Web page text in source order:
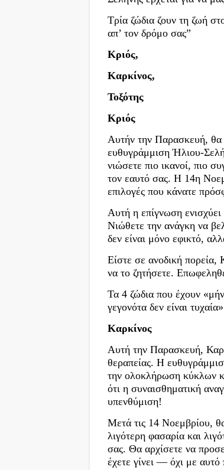
Τρία ζώδια ζουν τη ζωή
απ’ τον δρόμο σας”
Κριός,
Καρκίνος,
Τοξότης
Κριός
Αυτήν την Παρασκευή, θα
ευθυγράμμιση Ήλιου-
νιώσετε πιο ικανοί, πιο
τον εαυτό σας. Η 14η
επιλογές που κάνατε
Αυτή η επίγνωση
Νιώθετε την ανάγκη να
δεν είναι μόνο εφικτό,
Είστε σε ανοδική πορεία,
να το ζητήσετε.
Τα 4 ζώδια που έχουν
γεγονότα δεν είναι τυχαία»
Καρκίνος
Αυτή την Παρασκευή,
θεραπείας. Η
την ολοκλήρωση κύκλων
ότι η συναισθηματική
υπενθύμιση!
Μετά τις 14 Νοεμβρίου,
λιγότερη φασαρία και
σας. Θα αρχίσετε να
έχετε γίνει — όχι με